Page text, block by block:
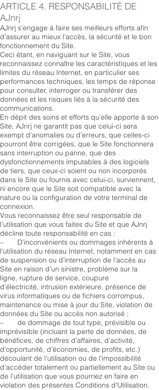
ARTICLE 4. RESPONSABILITÉ DE
AJnrj
AJnrj s’engage à faire ses meilleurs efforts afin
d’assurer au mieux l’accès, la sécurité et le bon
fonctionnement du Site.
Ceci étant, en naviguant sur le Site, vous
reconnaissez connaître les caractéristiques et les
limites du réseau Internet, en particulier ses
performances techniques, les temps de réponse
pour consulter, interroger ou transférer des
données et les risques liés à la sécurité des
communications.
En dépit des soins et efforts qu’elle apporte à son
Site, AJnrj ne garantit pas que celui-ci sera
exempt d’anomalies ou d’erreurs, que celles-ci
pourront être corrigées, que le Site fonctionnera
sans interruption ou panne, que des
dysfonctionnements imputables à des logiciels
de tiers, que ceux-ci soient ou non incorporés
dans le Site ou fournis avec celui-ci, surviennent,
ni encore que le Site soit compatible avec la
nature ou la configuration de votre terminal de
connexion.
Vous reconnaissez être seul responsable de
l’utilisation que vous faites du Site et que AJnrj
décline toute responsabilité en cas :
– D’inconvénients ou dommages inhérents à
l’utilisation du réseau Internet, notamment en cas
de suspension ou d’interruption de l’accès au
Site en raison d’un sinistre, problème sur la
ligne, rupture de service, coupure
d’électricité, intrusion extérieure, présence de
virus informatiques ou de fichiers corrompus,
maintenance ou mise à jour du Site, violation de
données du Site ou accès non autorisé ;
– de dommage de tout type, prévisible ou
imprévisible (incluant la perte de données, de
bénéfices, de chiffres d’affaires, d’activité,
d’opportunité, d’économies, de profits, etc.)
découlant de l’utilisation ou de l’impossibilité
d’accéder totalement ou partiellement au Site ou
de l’utilisation que vous pourriez en faire en
violation des présentes Conditions d’Utilisation.